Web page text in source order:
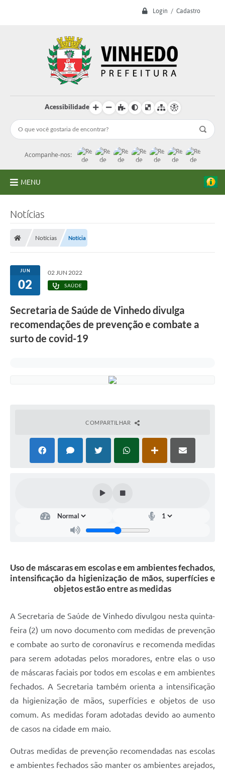
Login / Cadastro
Acessibilidade
Acompanhe-nos:
MENU
Licitações
Transparência
Concursos e Processos Seletivos
Inclusão e Acessibilidade
Defesa Civil
Listagem dos CEPs de Vinhedo
Acesso à Informação
Associação dos Servidores Públicos Municipais de
Audiências Públicas
Arquivos para Download
Legislação
Notícias
Notícias Notícia
JUN
02
02 JUN 2022
SAÚDE
Secretaria de Saúde de Vinhedo divulga
recomendações de prevenção e combate a
surto de covid-19
COMPARTILHAR
Uso de máscaras em escolas e em ambientes fechados,
intensificação da higienização de mãos, superfícies e
objetos estão entre as medidas
A Secretaria de Saúde de Vinhedo divulgou nesta quinta-
feira (2) um novo documento com medidas de prevenção
e combate ao surto de coronavírus e recomenda medidas
para serem adotadas pelos moradores, entre elas o uso
de máscaras faciais por todos em escolas e em ambientes
fechados. A Secretaria também orienta a intensificação
da higienização de mãos, superfícies e objetos de uso
comum. As medidas foram adotadas devido ao aumento
de casos na cidade em maio.
Outras medidas de prevenção recomendadas nas escolas
e ambientes fechados são manter os ambientes arejados,